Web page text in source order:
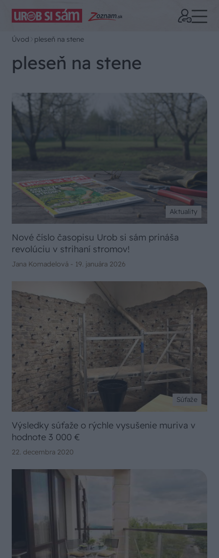
Úvod pleseň na stene
pleseň na stene
Aktuality
Nové číslo časopisu Urob si sám prináša
revolúciu v strihaní stromov!
Jana Komadelová - 19. januára 2026
Súťaže
Výsledky súťaže o rýchle vysušenie muriva v
hodnote 3 000 €
22. decembra 2020